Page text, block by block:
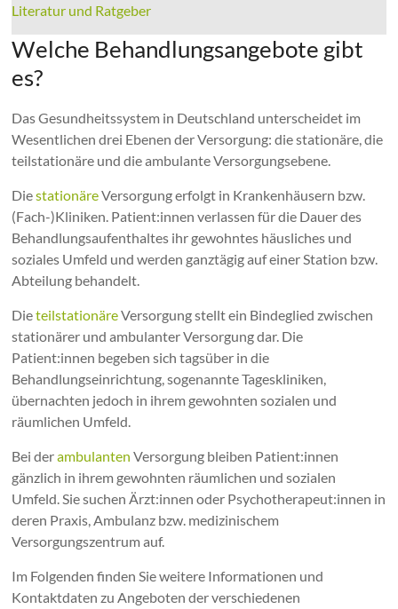
Literatur und Ratgeber
Welche Behandlungsangebote gibt
es?
Das Gesundheitssystem in Deutschland unterscheidet im
Wesentlichen drei Ebenen der Versorgung: die stationäre, die
teilstationäre und die ambulante Versorgungsebene.
DiestationäreVersorgung erfolgt in Krankenhäusern bzw.
(Fach-)Kliniken. Patient:innen verlassen für die Dauer des
Behandlungsaufenthaltes ihr gewohntes häusliches und
soziales Umfeld und werden ganztägig auf einer Station bzw.
Abteilung behandelt.
DieteilstationäreVersorgung stellt ein Bindeglied zwischen
stationärer und ambulanter Versorgung dar. Die
Patient:innen begeben sich tagsüber in die
Behandlungseinrichtung, sogenannte Tageskliniken,
übernachten jedoch in ihrem gewohnten sozialen und
räumlichen Umfeld.
Bei derambulanten Versorgung bleiben Patient:innen
gänzlich in ihrem gewohnten räumlichen und sozialen
Umfeld. Sie suchen Ärzt:innen oder Psychotherapeut:innen in
deren Praxis, Ambulanz bzw. medizinischem
Versorgungszentrum auf.
Im Folgenden finden Sie weitere Informationen und
Kontaktdaten zu Angeboten der verschiedenen